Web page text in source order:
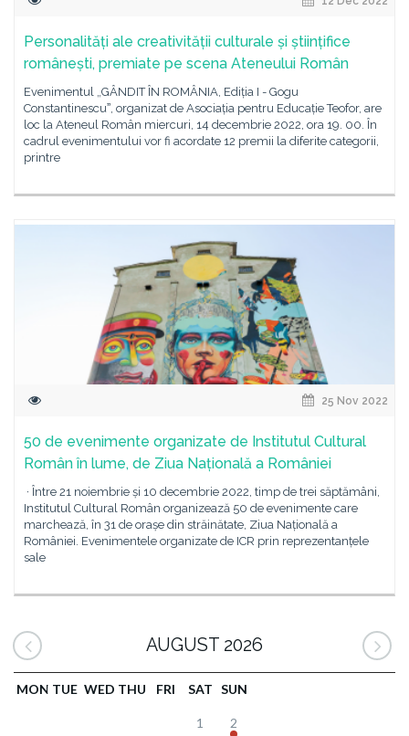
Personalități ale creativității culturale și științifice
românești, premiate pe scena Ateneului Român
Evenimentul „GÂNDIT ÎN ROMÂNIA, Ediția I - Gogu
Constantinescuˮ, organizat de Asociația pentru Educație Teofor, are
loc la Ateneul Român miercuri, 14 decembrie 2022, ora 19. 00. În
cadrul evenimentului vor fi acordate 12 premii la diferite categorii,
printre
25 Nov 2022
50 de evenimente organizate de Institutul Cultural
Român în lume, de Ziua Națională a României
· Între 21 noiembrie și 10 decembrie 2022, timp de trei săptămâni,
Institutul Cultural Român organizează 50 de evenimente care
marchează, în 31 de orașe din străinătate, Ziua Națională a
României. Evenimentele organizate de ICR prin reprezentanțele
sale
AUGUST 2026
MON TUE WED THU FRI SAT SUN
1 2